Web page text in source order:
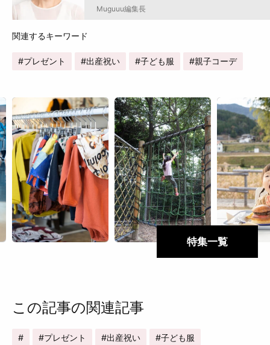
Muguuu編集長
プレゼント 出産祝い 子ども服 親子コーデ
特集一覧
この記事の関連記事
プレゼント 出産祝い 子ども服